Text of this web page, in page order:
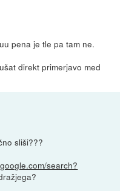
pena je tle pa tam ne.
direkt primerjavo med
sliši???
search?